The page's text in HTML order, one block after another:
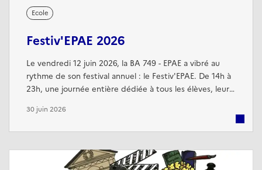
Ecole
Festiv'EPAE 2026
Le vendredi 12 juin 2026, la BA 749 - EPAE a vibré au
rythme de son festival annuel : le Festiv'EPAE. De 14h à
23h, une journée entière dédiée à tous les élèves, leurs
programme : scène ouverte avec le spectacle des APF,
bois ...
30 juin 2026